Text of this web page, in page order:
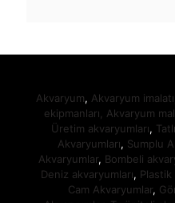
Akvaryum, Akvaryum imalatı
ekipmanları,
Akvaryum
Üretim akvaryumları,
Akvaryumları, Sumplu
Akvaryumlar, Bombeli
Deniz akvaryumları,
Cam Akvaryumlar,